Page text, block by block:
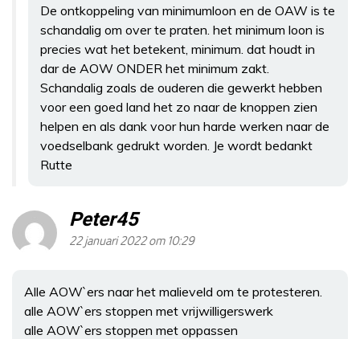
De ontkoppeling van minimumloon en de OAW is te
schandalig om over te praten. het minimum loon is
precies wat het betekent, minimum. dat houdt in
dar de AOW ONDER het minimum zakt.
Schandalig zoals de ouderen die gewerkt hebben
voor een goed land het zo naar de knoppen zien
helpen en als dank voor hun harde werken naar de
voedselbank gedrukt worden. Je wordt bedankt
Rutte
Peter45
22 januari 2022 om 10:29
Alle AOW`ers naar het malieveld om te protesteren.
alle AOW`ers stoppen met vrijwilligerswerk
alle AOW`ers stoppen met oppassen